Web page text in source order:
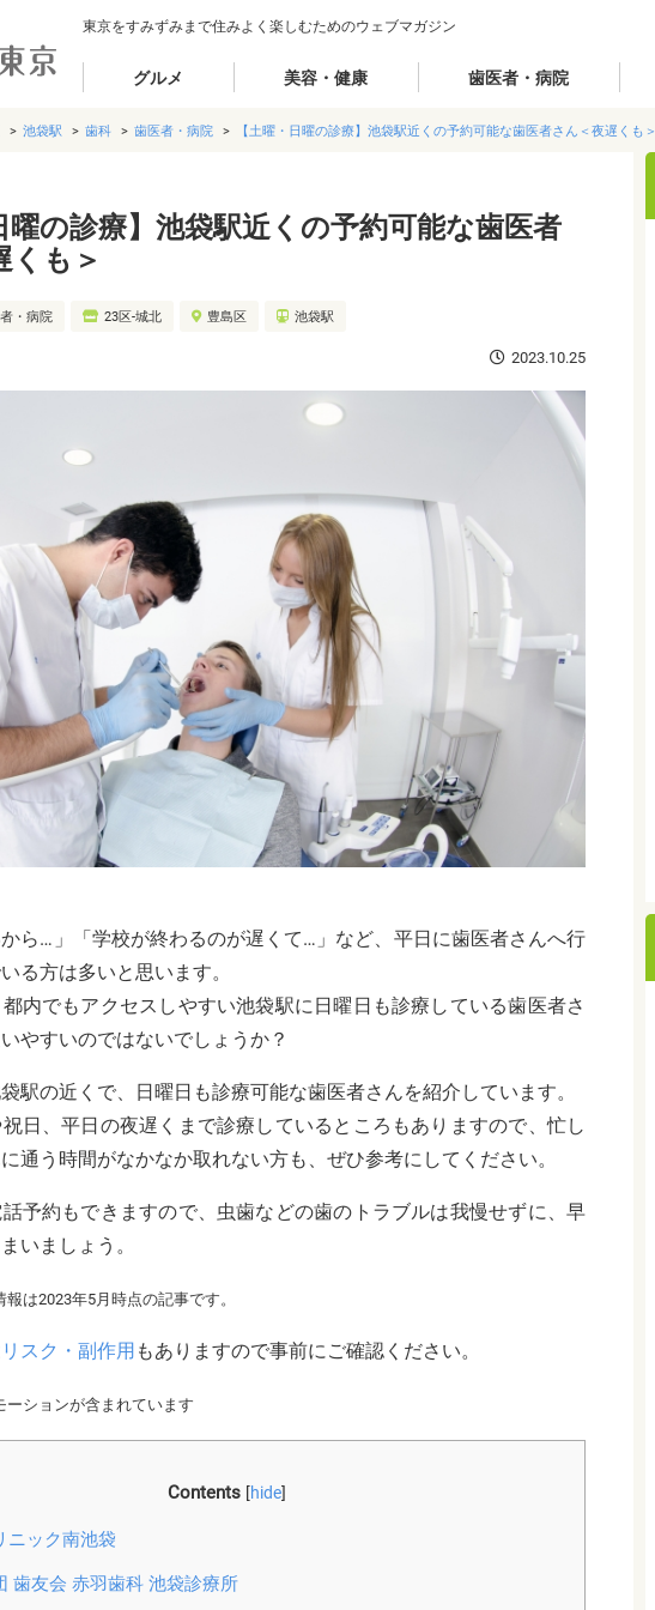
東京をすみずみまで住みよく楽しむためのウェブマガジン
グルメ 美容・健康 歯医者・病院
池袋駅 歯科 歯医者・病院 【土曜・日曜の診療】池袋駅近くの予約可能な歯医者さん＜夜遅くも＞
曜の診療】池袋駅近くの予約可能な歯医者
くも＞
・病院 23区-城北 豊島区 池袋駅
2023.10.25
から…」「学校が終わるのが遅くて…」など、平日に歯医者さんへ行
る方は多いと思います。
内でもアクセスしやすい池袋駅に日曜日も診療している歯医者さ
やすいのではないでしょうか？
駅の近くで、日曜日も診療可能な歯医者さんを紹介しています。
日、平日の夜遅くまで診療しているところもありますので、忙し
通う時間がなかなか取れない方も、ぜひ参考にしてください。
予約もできますので、虫歯などの歯のトラブルは我慢せずに、早
いましょう。
は2023年5月時点の記事です。
リスク・副作用 もありますので事前にご確認ください。
ションが含まれています
Contents [hide]
ニック南池袋
歯友会 赤羽歯科 池袋診療所